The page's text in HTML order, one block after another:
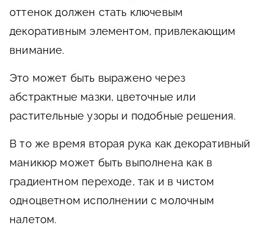
оттенок должен стать ключевым
декоративным элементом, привлекающим
внимание.
Это может быть выражено через
абстрактные мазки, цветочные или
растительные узоры и подобные решения.
В то же время вторая рука как декоративный
маникюр может быть выполнена как в
градиентном переходе, так и в чистом
одноцветном исполнении с молочным
налетом.